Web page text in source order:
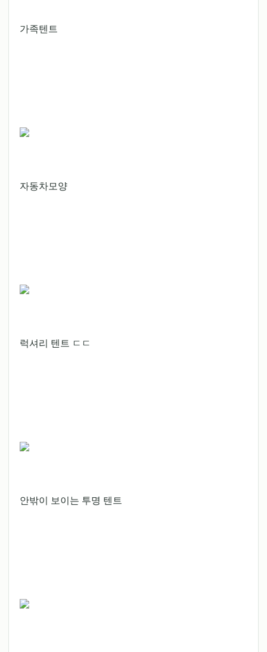
가족텐트
자동차모양
럭셔리 텐트 ㄷㄷ
안밖이 보이는 투명 텐트